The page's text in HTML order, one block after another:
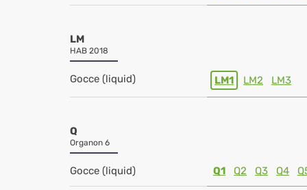
LM
HAB 2018
Gocce (liquid) LM1 LM2 LM3
Q
Organon 6
Gocce (liquid) Q1 Q2 Q3 Q4